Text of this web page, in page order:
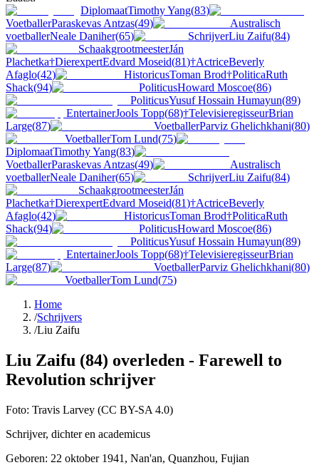
DiplomaatTimothy Yang(83)
VoetballerParaskevas Antzas(49)
Australisch
voetballerNeale Daniher(65) SchrijverLiu Zaifu(84)
SchaakgrootmeesterJán
Plachetka†DierexpertEdvard Moseid(81)†ActriceBeverly
Afaglo(42) HistoricusToman Brod†PoliticaRuth
Shack(94) PoliticusHoward Moscoe(86)
PoliticusYusuf Hossain Humayun(89)
EntertainerJools Topp(68)†TelevisieregisseurBrian
Large(87) VoetballerParviz Ghelichkhani(80)
VoetballerTom Lund(75)
DiplomaatTimothy Yang(83)
VoetballerParaskevas Antzas(49)
Australisch
voetballerNeale Daniher(65) SchrijverLiu Zaifu(84)
SchaakgrootmeesterJán
Plachetka†DierexpertEdvard Moseid(81)†ActriceBeverly
Afaglo(42) HistoricusToman Brod†PoliticaRuth
Shack(94) PoliticusHoward Moscoe(86)
PoliticusYusuf Hossain Humayun(89)
EntertainerJools Topp(68)†TelevisieregisseurBrian
Large(87) VoetballerParviz Ghelichkhani(80)
VoetballerTom Lund(75)
Home
/Schrijvers
/Liu Zaifu
Liu Zaifu (84) overleden - Farewell to
Revolution schrijver
Foto: Travis Larvey (CC BY-SA 4.0)
Schrijver, dichter en academicus
Geboren: 22 oktober 1941 , Nan'an, Quanzhou, Fujian